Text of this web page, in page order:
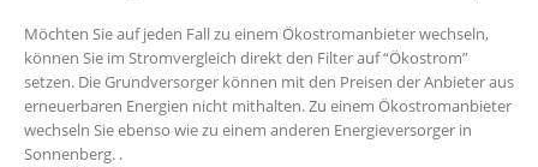
Möchten Sie auf jeden Fall zu einem Ökostromanbieter wechseln,
können Sie im Stromvergleich direkt den Filter auf “Ökostrom”
setzen. Die Grundversorger können mit den Preisen der Anbieter aus
erneuerbaren Energien nicht mithalten. Zu einem Ökostromanbieter
wechseln Sie ebenso wie zu einem anderen Energieversorger in
Sonnenberg. .